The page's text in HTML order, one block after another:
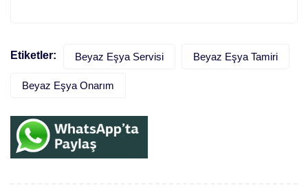
Etiketler: Beyaz Eşya Servisi Beyaz Eşya Tamiri
Beyaz Eşya Onarım